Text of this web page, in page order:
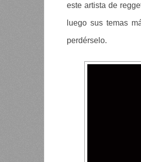
este artista de
luego sus temas
perdérselo.